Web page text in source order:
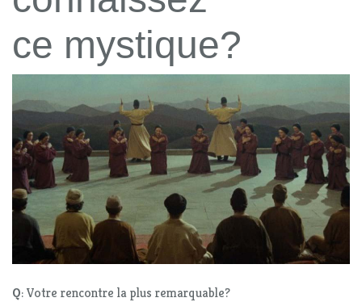
ce mystique?
Q: Votre rencontre la plus remarquable?